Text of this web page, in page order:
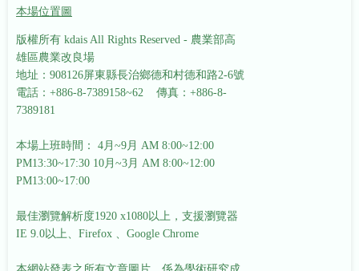
本場位置圖
版權所有 kdais All Rights Reserved - 農業部高
雄區農業改良場
地址：908126屏東縣長治鄉德和村德和路2-6號
電話：+886-8-7389158~62 傳真：+886-8-
7389181
本場上班時間： 4月~9月 AM 8:00~12:00
PM13:30~17:30 10月~3月 AM 8:00~12:00
PM13:00~17:00
最佳瀏覽解析度1920 x1080以上，支援瀏覽器
IE 9.0以上、Firefox 、Google Chrome